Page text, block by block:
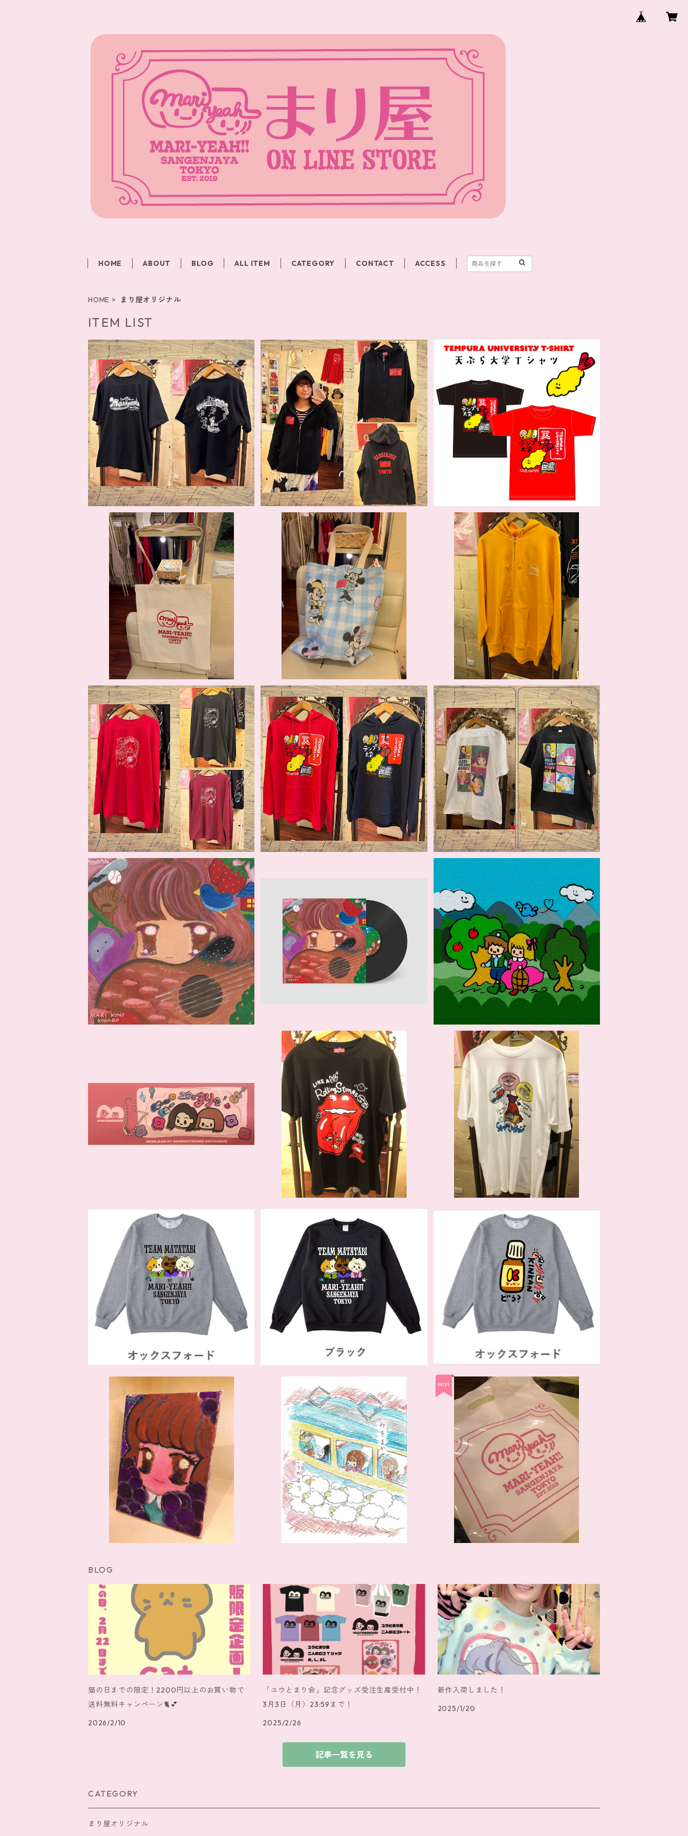
HOME ABOUT BLOG ALL ITEM CATEGORY CONTACT ACCESS
HOME まり屋オリジナル
ITEM LIST
7周年Tシャツ 三軒茶屋まり屋ーズ
¥4,400
SOLD OUT
まり屋オリジナルジップパーカー
¥9,900
SOLD OUT
天ぷら大学Tシャツ
¥4,950
まり屋ロゴ トートバッグ
SOLD OUT
ミニーちゃんバッグ ヴィンテージ生地 ハン
ドメイド
¥3,520
SOLD OUT
まり屋ロゴジップアップパーカー
¥7,700
SOLD OUT
こころロンT
¥4,290
天ぷら大学パーカー
¥9,900
MARI-YEAH!! NIGHT Vol.6 Tシャツ
¥5,390
CDR「こころ」こうのまり
¥3,300
レコード「こころ」こうのまり
¥5,500
まりソロCDR「ちるちるみちる / ふしぎ」
¥880
ユウとまり会 アクリルキーホルダー
¥1,200
まり屋６周年Tシャツ
¥3,960
SOLD OUT
しょうゆ女子大Tシャツ
¥4,950
SOLD OUT
チームまたたび プルオーバー オックス
フォード
¥7,700
SOLD OUT
チームまたたび プルオーバー ブラック
¥7,700
SOLD OUT
キンカンどう？プルオーバー オックスフォ
ード
¥7,700
SOLD OUT
ぶどうちゃん
¥7,700
まりソロCD「みをまかせ」お手製CD–R盤
¥1,500
まり屋オリジナルショッパー
¥110
BLOG
猫の日までの限定！2200円以上のお買い物で
送料無料キャンペーン🐈️💕
2026/2/10
「ユウとまり会」記念グッズ受注生産受付中！
3月3日（月）23:59まで！
2025/2/26
新作入荷しました！
2025/1/20
記事一覧を見る
CATEGORY
まり屋オリジナル